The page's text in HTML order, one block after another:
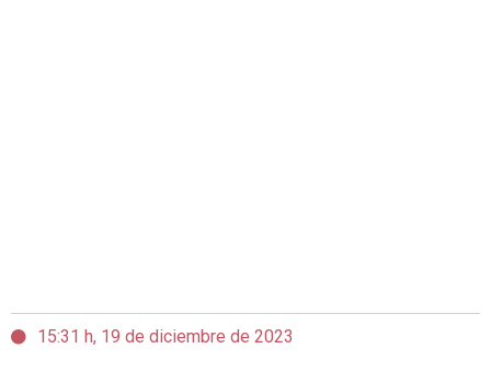
15:31 h, 19 de diciembre de 2023